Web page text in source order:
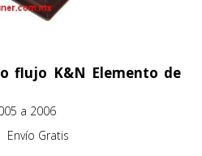
flujo K&N Elemento de
a 2006
Gratis